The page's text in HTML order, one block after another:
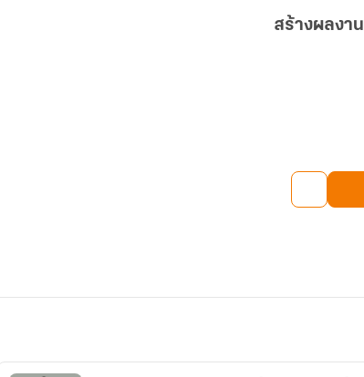
สร้างผลงาน